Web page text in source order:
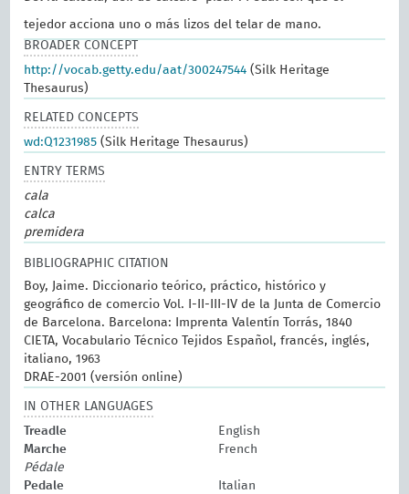
tejedor acciona uno o más lizos del telar de mano.
BROADER CONCEPT
http://vocab.getty.edu/aat/300247544 (Silk Heritage
Thesaurus)
RELATED CONCEPTS
wd:Q1231985 (Silk Heritage Thesaurus)
ENTRY TERMS
cala
calca
premidera
BIBLIOGRAPHIC CITATION
Boy, Jaime. Diccionario teórico, práctico, histórico y
geográfico de comercio Vol. I-II-III-IV de la Junta de Comercio
de Barcelona. Barcelona: Imprenta Valentín Torrás, 1840
CIETA, Vocabulario Técnico Tejidos Español, francés, inglés,
italiano, 1963
DRAE-2001 (versión online)
IN OTHER LANGUAGES
Treadle
English
Marche
French
Pédale
Pedale
Italian